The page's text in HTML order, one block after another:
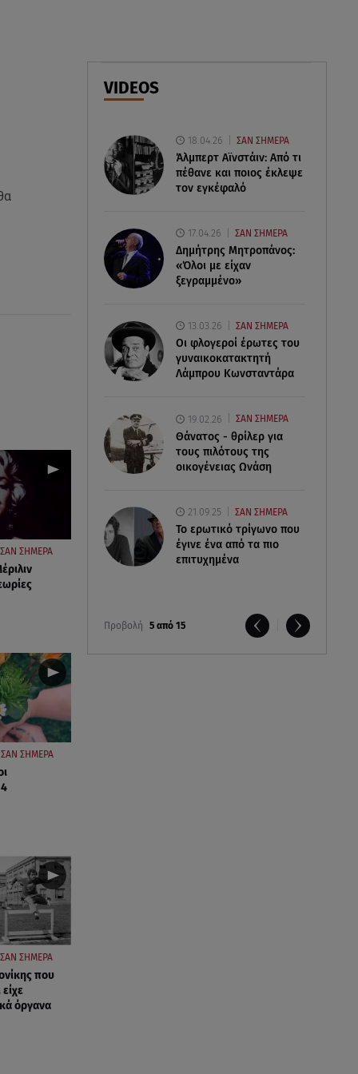
06.08.26 , 10:33
στα παιδιά της
VIDEOS
18.04.26 ΣΑΝ ΣΗΜΕΡΑ
Άλμπερτ Αϊνστάιν: Από τι
πέθανε και ποιος έκλεψε
τον εγκέφαλό
17.04.26 ΣΑΝ ΣΗΜΕΡΑ
Δημήτρης Μητροπάνος:
«Όλοι με είχαν
ξεγραμμένο»
13.03.26 ΣΑΝ ΣΗΜΕΡΑ
Οι φλογεροί έρωτες του
γυναικοκατακτητή
Λάμπρου Κωνσταντάρα
19.02.26 ΣΑΝ ΣΗΜΕΡΑ
Θάνατος - θρίλερ για
τους πιλότους της
οικογένειας Ωνάση
21.09.25 ΣΑΝ ΣΗΜΕΡΑ
Το ερωτικό τρίγωνο που
έγινε ένα από τα πιο
επιτυχημένα
Προβολή 5 από 15
ΣΑΝ ΣΗΜΕΡΑ
ΣΑΝ ΣΗΜΕΡΑ
ΣΑΝ ΣΗΜΕΡΑ
που
όργανα